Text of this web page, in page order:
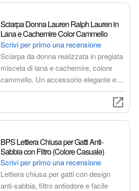
Sciarpa Donna Lauren Ralph Lauren in
Lana e Cachemire Color Cammello
Scrivi per primo una recensione
Sciarpa da donna realizzata in pregiata
miscela di lana e cachemire, colore
cammello. Un accessorio elegante e
versatile, perfetto per aggiungere un
proteggerti dal freddo con stile.
BPS Lettiera Chiusa per Gatti Anti-
Sabbia con Filtro (Colore Casuale)
Scrivi per primo una recensione
Lettiera chiusa per gatti con design
anti-sabbia, filtro antiodore e facile